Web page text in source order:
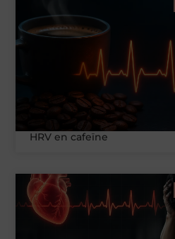
HRV en cafeïne